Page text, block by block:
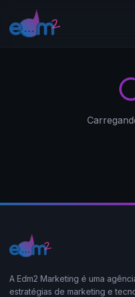
A Edm2 Marketing é uma
estratégias de marketing e